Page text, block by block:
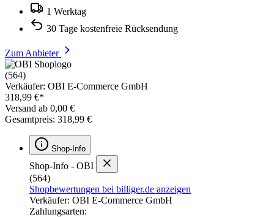
1 Werktag
30 Tage kostenfreie Rücksendung
Zum Anbieter
(564)
Verkäufer: OBI E-Commerce GmbH
318,99 €*
Versand ab 0,00 €
Gesamtpreis: 318,99 €
Shop-Info
Shop-Info - OBI
(564)
Shopbewertungen bei billiger.de anzeigen
Verkäufer: OBI E-Commerce GmbH
Zahlungsarten: